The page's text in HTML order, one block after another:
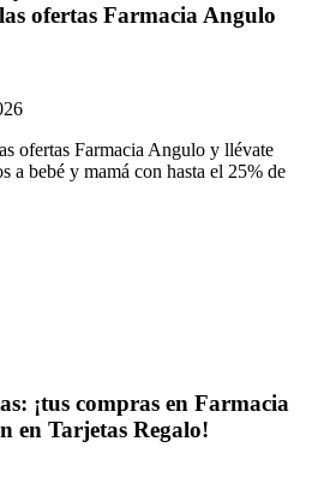
ofertas Farmacia Angulo
ofertas Farmacia Angulo y llévate
a bebé y mamá con hasta el 25% de
¡tus compras en Farmacia
en Tarjetas Regalo!